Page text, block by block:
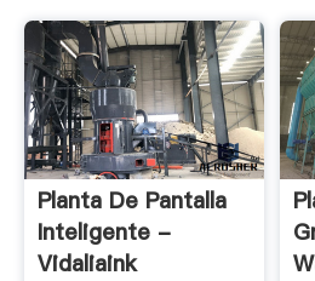
Planta De Pantalla
Inteligente -
Vidaliaink